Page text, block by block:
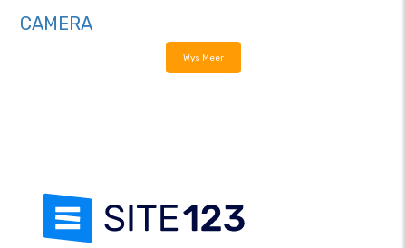
CAMERA
Wys Meer